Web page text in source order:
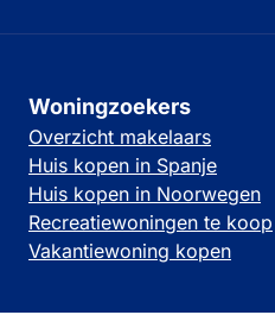
Woningzoekers
Overzicht makelaars
Huis kopen in Spanje
Huis kopen in Noorwegen
Recreatiewoningen te koop
Vakantiewoning kopen